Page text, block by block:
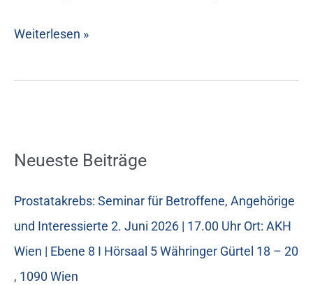
Weiterlesen »
Neueste Beiträge
Prostatakrebs: Seminar für Betroffene, Angehörige
und Interessierte 2. Juni 2026 | 17.00 Uhr Ort: AKH
Wien | Ebene 8 I Hörsaal 5 Währinger Gürtel 18 – 20
, 1090 Wien